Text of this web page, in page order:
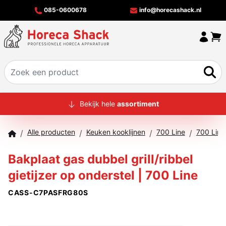
085-0600678 info@horecashack.nl
HOME
MERKEN
OFFERTECHECKER
Bekijk hele assortiment
/ Alle producten / Keuken kooklijnen / 700 Line / 700
Bakplaat gas dubbel grill/ribbel
gietijzer op onderstel | 700 Line
CASS-C7PASFRG80S